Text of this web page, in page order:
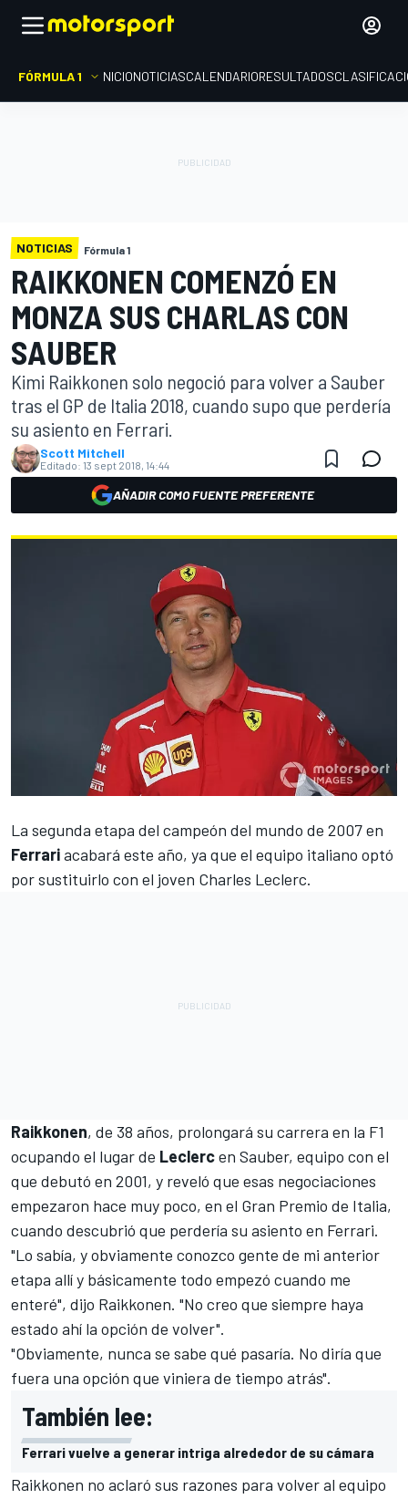
FÓRMULA 1 INICIONOTICIASCALENDARIORESULTADOS
NOTICIAS Fórmula 1
RAIKKONEN COMENZÓ EN
MONZA SUS CHARLAS CON
SAUBER
Kimi Raikkonen solo negoció para volver a Sauber
tras el GP de Italia 2018, cuando supo que perdería
su asiento en Ferrari.
Scott Mitchell
Editado: 13 sept 2018, 14:44
AÑADIR COMO FUENTE PREFERENTE
La segunda etapa del campeón del mundo de 2007 en
Ferrariacabará este año, ya que el equipo italiano optó
por sustituirlo con el joven Charles Leclerc.
Raikkonen, de 38 años, prolongará su carrera en la F1
ocupando el lugar de Leclercen Sauber, equipo con el
que debutó en 2001, y reveló que esas negociaciones
empezaron hace muy poco, en el Gran Premio de Italia,
cuando descubrió que perdería su asiento en Ferrari.
"Lo sabía, y obviamente conozco gente de mi anterior
etapa allí y básicamente todo empezó cuando me
enteré", dijo Raikkonen. "No creo que siempre haya
estado ahí la opción de volver".
"Obviamente, nunca se sabe qué pasaría. No diría que
fuera una opción que viniera de tiempo atrás".
También lee:
Ferrari vuelve a generar intriga alrededor de su cámara
Raikkonen no aclaró sus razones para volver al equipo